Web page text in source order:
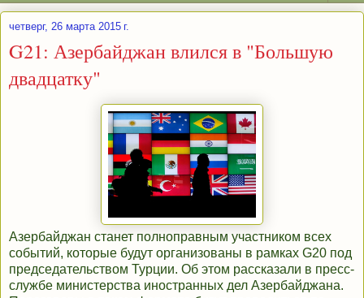
четверг, 26 марта 2015 г.
G21: Азербайджан влился в "Большую
двадцатку"
Азербайджан станет полноправным участником всех
событий, которые будут организованы в рамках G20 под
председательством Турции. Об этом рассказали в пресс-
службе министерства иностранных дел Азербайджана.